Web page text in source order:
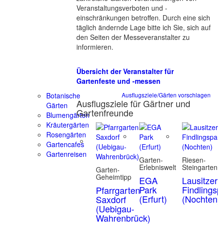
Veranstaltungsverboten und -
einschränkungen betroffen. Durch eine sich
täglich ändernde Lage bitte ich Sie, sich auf
den Seiten der Messeveranstalter zu
informieren.
Übersicht der Veranstalter für
Gartenfeste und -messen
Botanische
Gärten
Blumengärten
Kräutergärten
Rosengärten
Gartencafes
Gartenreisen
Ausflugsziele/Gärten vorschlagen
Ausflugsziele für Gärtner und
Gartenfreunde
Garten-
Geheimtipp
Pfarrgarten
Saxdorf
(Uebigau-
Wahrenbrück)
Garten-
Erlebniswelt
EGA
Park
(Erfurt)
Riesen-
Steingarten
Lausitzer